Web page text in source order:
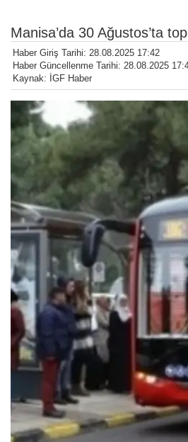
Manisa’da 30 Ağustos’ta
Haber Giriş Tarihi: 28.08.2025 17:42
Haber Güncellenme Tarihi: 28.08.2025
Kaynak: İGF Haber